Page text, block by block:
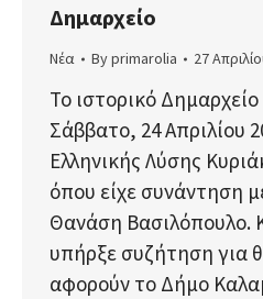
Δημαρχείο
Νέα Byprimarolia 27
Το ιστορικό
Σάββατο, 24 Απριλίου
Ελληνικής Λύσης
όπου είχε συνάντηση
Θανάση Βασιλόπουλο.
υπήρξε συζήτηση για
αφορούν το Δήμο